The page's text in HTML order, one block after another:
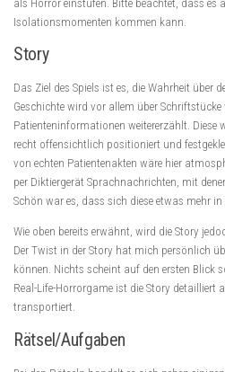
als Horror einstufen. Bitte beachtet, dass es
Isolationsmomenten kommen kann.
Story
Das Ziel des Spiels ist es, die Wahrheit über
Geschichte wird vor allem über
Patienteninformationen weitererzählt. Diese
recht offensichtlich positioniert und
von echten Patientenakten wäre hier
per Diktiergerät Sprachnachrichten, mit
Schön war es, dass sich diese etwas mehr
Wie oben bereits erwähnt, wird die Story
Der Twist in der Story hat mich persönlich
können. Nichts scheint auf den ersten Blick
Real-Life-Horrorgame ist die Story detailliert
transportiert.
Rätsel/Aufgaben